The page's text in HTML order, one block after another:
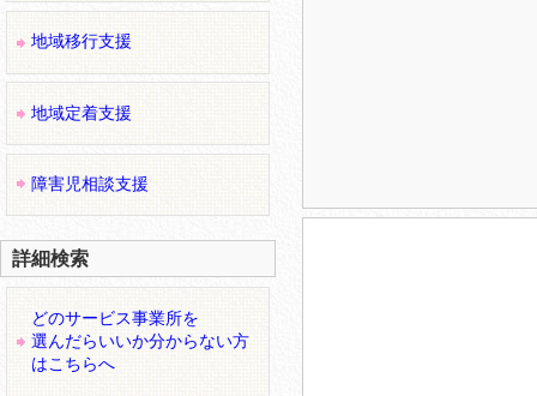
地域移行支援
地域定着支援
障害児相談支援
詳細検索
どのサービス事業所を
選んだらいいか分からない方
はこちらへ